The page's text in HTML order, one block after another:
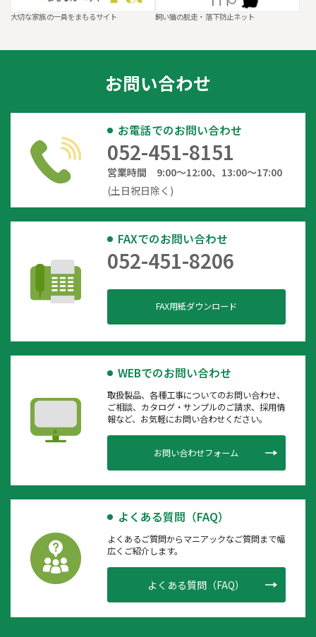
大切な家族の一員をまもるサイト 飼い猫の脱走・落下防止ネット
お問い合わせ
お電話でのお問い合わせ
052-451-8151
営業時間 9:00～12:00、13:00～17:00
(土日祝日除く)
FAXでのお問い合わせ
052-451-8206
FAX用紙ダウンロード
WEBでのお問い合わせ
取扱製品、各種工事についてのお問い合わせ、
ご相談、カタログ・サンプルのご請求、採用情
報など、お気軽にお問い合わせください。
お問い合わせフォーム
よくある質問（FAQ）
よくあるご質問からマニアックなご質問まで幅
広くご紹介します。
よくある質問（FAQ）